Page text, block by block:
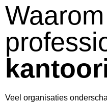
Veel organisaties